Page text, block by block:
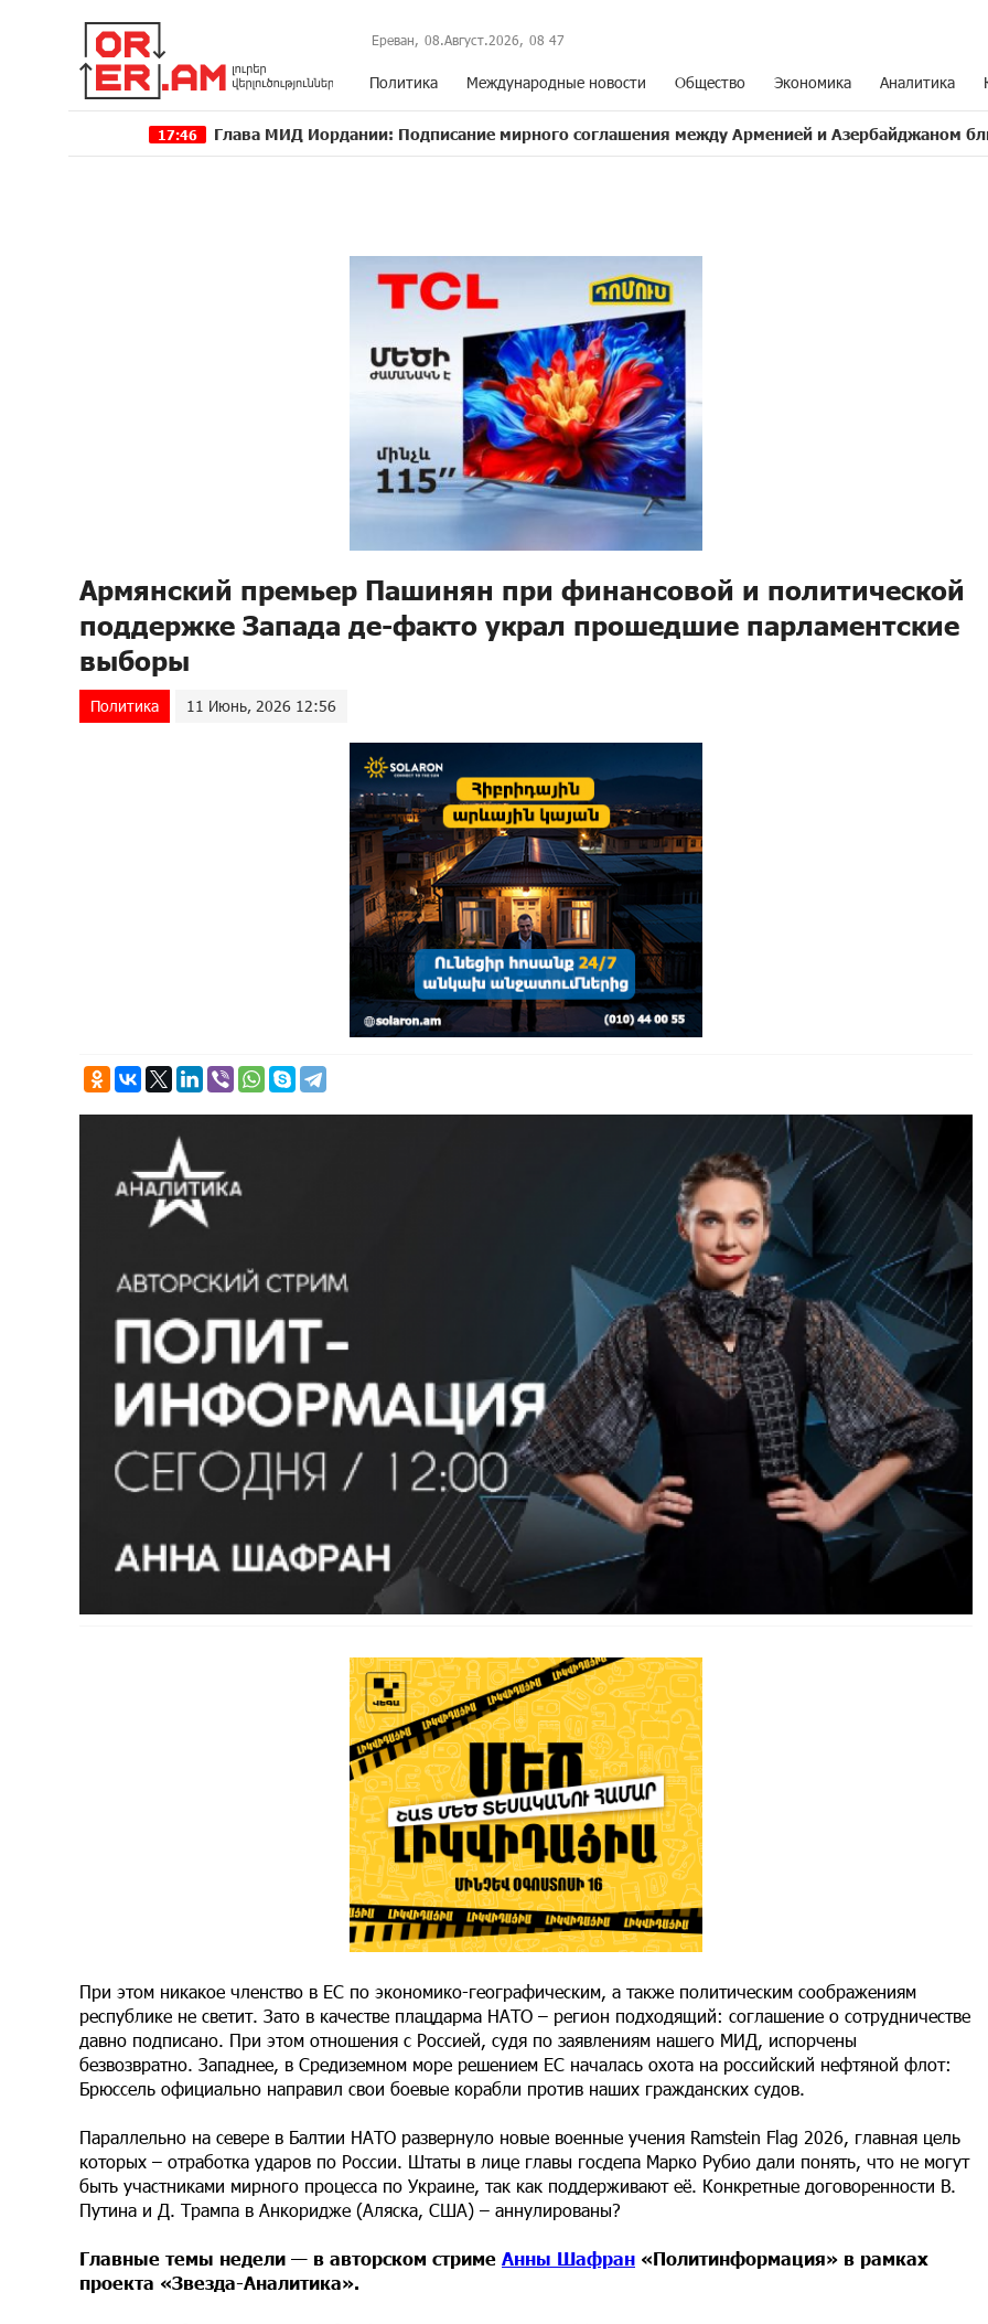
Ереван, 08.Август.2026, 08 47
Политика Международные новости Общество Экономика Аналитика
Глава МИД Иордании: Подписание мирного соглашения между Арменией и Азербайджаном близко
Армянский премьер Пашинян при финансовой и политической
поддержке Запада де-факто украл прошедшие парламентские
выборы
Политика 11 Июнь, 2026 12:56
При этом никакое членство в ЕС по экономико-географическим, а также политическим соображениям
республике не светит. Зато в качестве плацдарма НАТО – регион подходящий: соглашение о сотрудничестве
давно подписано. При этом отношения с Россией, судя по заявлениям нашего МИД, испорчены
безвозвратно. Западнее, в Средиземном море решением ЕС началась охота на российский нефтяной флот:
Брюссель официально направил свои боевые корабли против наших гражданских судов.
Параллельно на севере в Балтии НАТО развернуло новые военные учения Ramstein Flag 2026, главная цель
которых – отработка ударов по России. Штаты в лице главы госдепа Марко Рубио дали понять, что не могут
быть участниками мирного процесса по Украине, так как поддерживают её. Конкретные договоренности В.
Путина и Д. Трампа в Анкоридже (Аляска, США) – аннулированы?
Главные темы недели — в авторском стриме Анны Шафран «Политинформация» в рамках
проекта «Звезда-Аналитика».